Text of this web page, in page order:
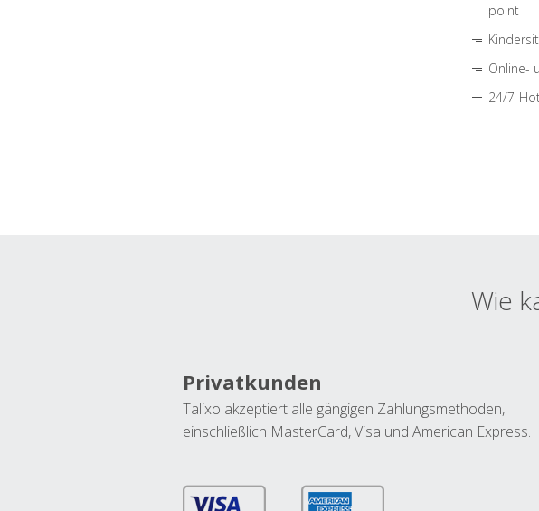
point
Online-
24/7-
Wie
Privatkunden
Talixo akzeptiert alle gängigen Zahlungsmethoden,
einschließlich MasterCard, Visa und American Express.